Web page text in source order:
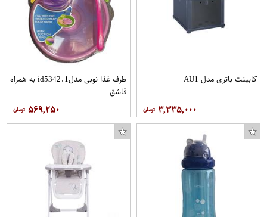
کابینت باتری مدل AU1
۳,۳۳۵,۰۰۰
ظرف غذا نوبی مدلid5342.1 به همراه
قاشق
۵۶۹,۲۵۰